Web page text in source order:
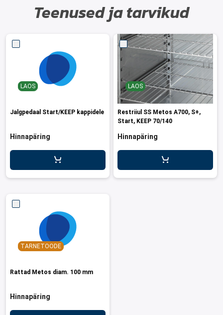
Teenused ja tarvikud
LAOS
Jalgpedaal Start/KEEP kappidele
Hinnapäring
LAOS
Restriiul SS Metos A700, S+,
Start, KEEP 70/140
Hinnapäring
TARNETOODE
Rattad Metos diam. 100 mm
Hinnapäring